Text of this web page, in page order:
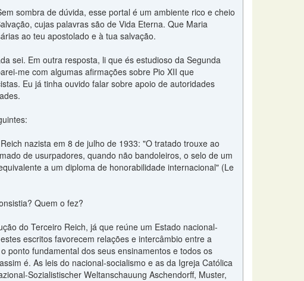
sombra de dúvida, esse portal é um ambiente rico e cheio
cujas palavras são de Vida Eterna. Que Maria
ao teu apostolado e à tua salvação.
sei. Em outra resposta, li que és estudioso da Segunda
me com algumas afirmações sobre Pio XII que
Eu já tinha ouvido falar sobre apoio de autoridades
nazista em 8 de julho de 1933: "O tratado trouxe ao
de usurpadores, quando não bandoleiros, o selo de um
a um diploma de honorabilidade internacional" (Le
Quem o fez?
do Terceiro Reich, já que reúne um Estado nacional-
escritos favorecem relações e intercâmbio entre a
ponto fundamental dos seus ensinamentos e todos os
é. As leis do nacional-socialismo e as da Igreja Católica
Sozialistischer Weltanschauung Aschendorff, Muster,